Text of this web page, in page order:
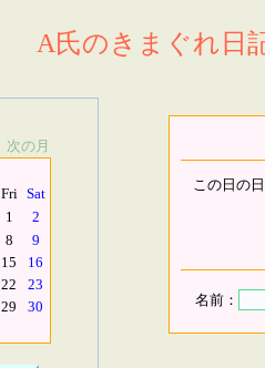
A氏のきまぐれ日
次の月
Fri Sat
1
2
8
9
15
16
22
23
29
30
この日の
名前：